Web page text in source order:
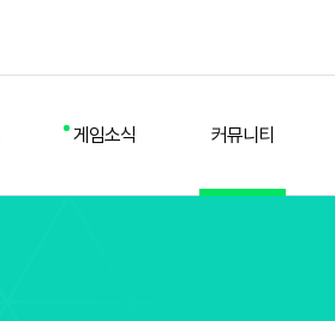
게임소식 커뮤니티